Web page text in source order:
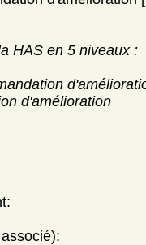
HAS en 5 niveaux :
d'amélioration